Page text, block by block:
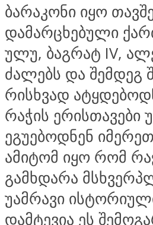
ბარაკონი იყო
დამარცხებული
ულუ, ბაგრატ IV,
ძალებს და შემდეგ
რისხვად
რაჭის ერისთავები
ეგუებოდნენ
ამიტომ იყო რომ
გამხდარა
უამრავი
დამტევია ეს